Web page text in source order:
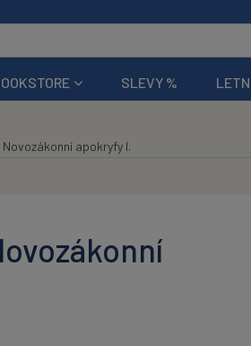
SLEVY %
apokryfy I.